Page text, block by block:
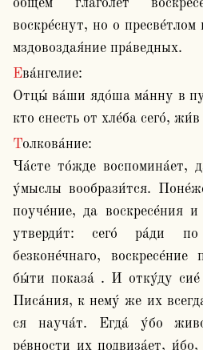
о́бщем глаго́лет
воскре́снут, но о
мздовоздая́ние пра́ведных.
Ева́нгелие:
Отцы́ ва́ши ядо́ша ма́нну в
кто снесть от хле́ба сего́,
Толкова́ние:
Ча́сте то́жде воспомина́ет,
у́мыслы вообрази́тся.
поуче́ние, да воскресе́ния
утверди́т: сего́ ра́ди
безконе́чнаго, воскресе́ние
бы́ти показа́ . И отку́ду сие́
Писа́ния, к нему́ же их
ся науча́т. Егда́ у́бо
ре́вности их подвиза́ет,